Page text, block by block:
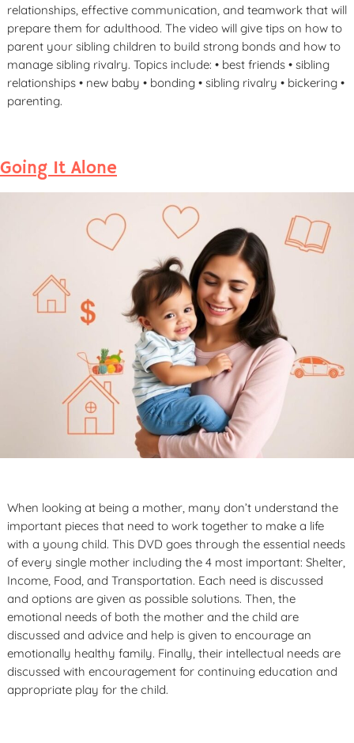
relationships, effective communication, and teamwork that will
prepare them for adulthood. The video will give tips on how to
parent your sibling children to build strong bonds and how to
manage sibling rivalry. Topics include: • best friends • sibling
relationships • new baby • bonding • sibling rivalry • bickering •
parenting.
Going It Alone
When looking at being a mother, many don’t understand the
important pieces that need to work together to make a life
with a young child. This DVD goes through the essential needs
of every single mother including the 4 most important: Shelter,
Income, Food, and Transportation. Each need is discussed
and options are given as possible solutions. Then, the
emotional needs of both the mother and the child are
discussed and advice and help is given to encourage an
emotionally healthy family. Finally, their intellectual needs are
discussed with encouragement for continuing education and
appropriate play for the child.